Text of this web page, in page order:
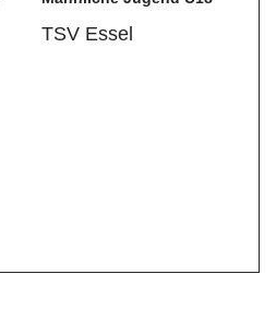
TSV Essel